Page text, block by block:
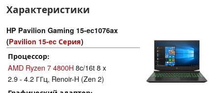
Характеристики
HP Pavilion Gaming 15-ec1076ax
(Pavilion 15-ec Серия)
Процессор
AMD Ryzen 7 4800H8c/16t 8 x
2.9 - 4.2 ГГц, Renoir-H (Zen 2)